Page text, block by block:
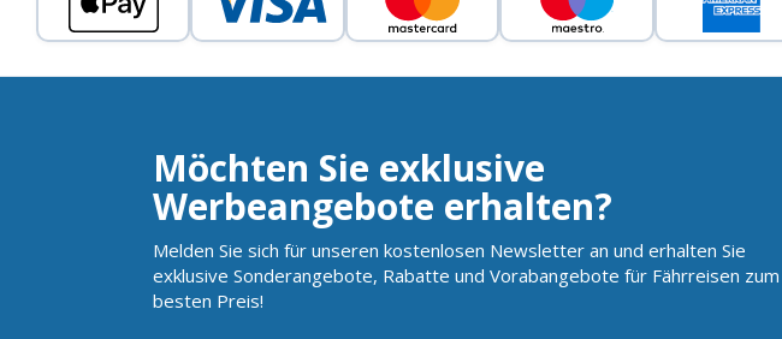
Möchten Sie exklusive
Werbeangebote erhalten?
Melden Sie sich für unseren kostenlosen Newsletter an und erhalten Sie
exklusive Sonderangebote, Rabatte und Vorabangebote für Fährreisen zum
besten Preis!